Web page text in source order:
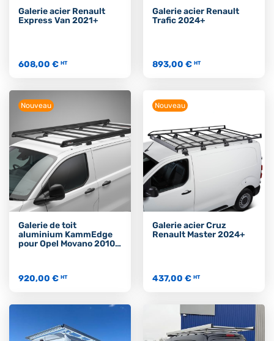
Galerie acier Renault
Express Van 2021+
608,00 € HT
Galerie acier Renault
Trafic 2024+
893,00 € HT
Nouveau
Galerie de toit
aluminium KammEdge
pour Opel Movano 2010-
920,00 € HT
Nouveau
Galerie acier Cruz
Renault Master 2024+
437,00 € HT